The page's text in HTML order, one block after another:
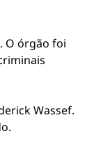
O órgão foi
Wassef.